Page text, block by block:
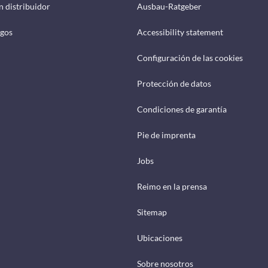
distribuidor Ausbau-Ratgeber
Accessibility statement
Configuración de las cookies
Protección de datos
Condiciones de garantía
Pie de imprenta
Jobs
Reimo en la prensa
Sitemap
Ubicaciones
Sobre nosotros